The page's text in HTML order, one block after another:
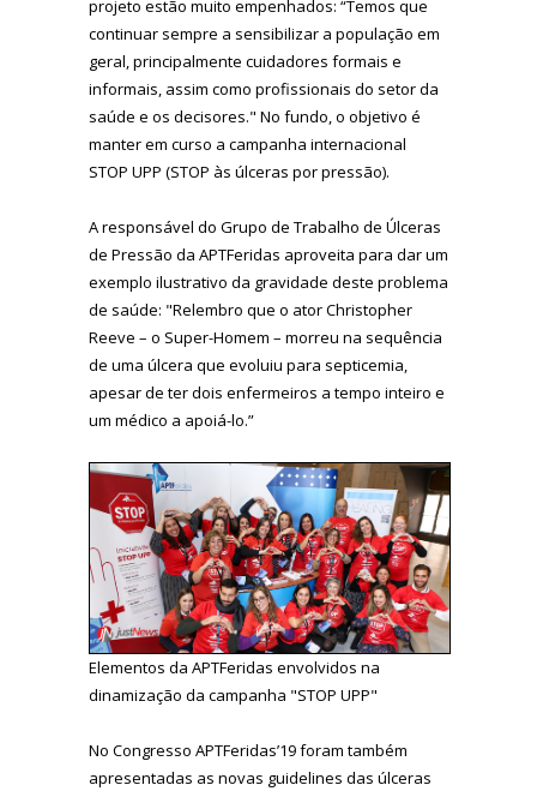
projeto estão muito empenhados: “Temos que
continuar sempre a sensibilizar a população em
geral, principalmente cuidadores formais e
informais, assim como profissionais do setor da
saúde e os decisores." No fundo, o objetivo é
manter em curso a campanha internacional
STOP UPP (STOP às úlceras por pressão).
A responsável do Grupo de Trabalho de Úlceras
de Pressão da APTFeridas aproveita para dar um
exemplo ilustrativo da gravidade deste problema
de saúde: "Relembro que o ator Christopher
Reeve – o Super-Homem – morreu na sequência
de uma úlcera que evoluiu para septicemia,
apesar de ter dois enfermeiros a tempo inteiro e
um médico a apoiá-lo.”
Elementos da APTFeridas envolvidos na
dinamização da campanha "STOP UPP"
No Congresso APTFeridas’19 foram também
apresentadas as novas guidelines das úlceras